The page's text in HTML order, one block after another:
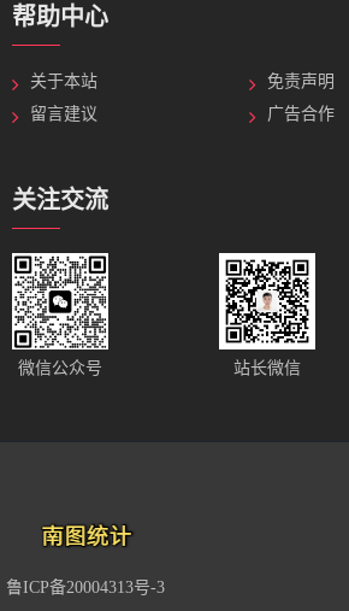
帮助中心
关于本站
免责声明
留言建议
广告合作
关注交流
微信公众号 站长微信
鲁ICP备20004313号-3